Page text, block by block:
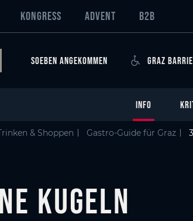
KONGRESS ADVENT B2B
SOEBEN ANGEKOMMEN GRAZ
INFO
& Shoppen Gastro-Guide für Graz
Kugeln